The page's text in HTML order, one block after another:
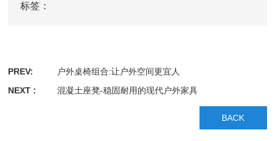
标签：
PREV:
户外桌椅组合:让户外空间更宜人
NEXT :
混凝土座凳-稳固耐用的现代户外家具
BACK